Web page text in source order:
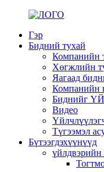
Гэр
Бидний тухай
Компанийн
Хөгжлийн
Яагаад
Компанийн
Биднийг
Видео
Түгээмэл
Бүтээгдэхүүнүүд
үйлдвэрийн